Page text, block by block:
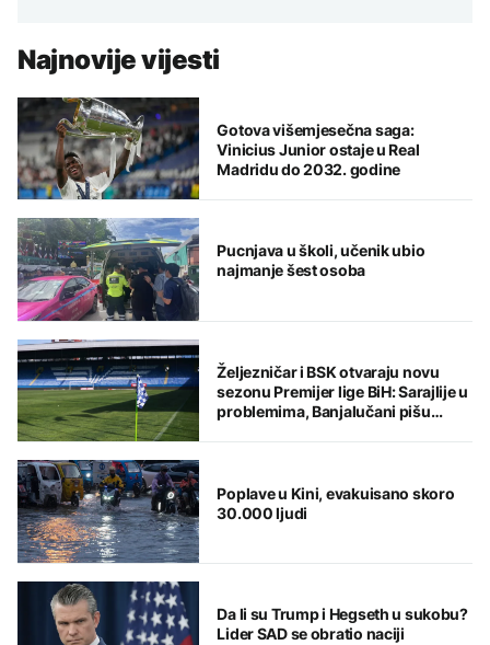
Najnovije vijesti
Gotova višemjesečna saga:
Vinicius Junior ostaje u Real
Madridu do 2032. godine
Pucnjava u školi, učenik ubio
najmanje šest osoba
Željezničar i BSK otvaraju novu
sezonu Premijer lige BiH: Sarajlije u
problemima, Banjalučani pišu
Poplave u Kini, evakuisano skoro
30.000 ljudi
Da li su Trump i Hegseth u sukobu?
Lider SAD se obratio naciji